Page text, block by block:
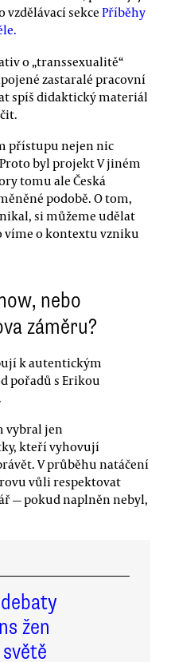
vzdělávací sekce Příběhy
o „transsexualitě“
zastaralé pracovní
spíš didaktický materiál
přístupu nejen nic
byl projekt V jiném
tomu ale Česká
podobě. O tom,
si můžeme udělat
víme o kontextu vzniku
nebo
záměru?
k autentickým
pořadů s Erikou
vybral jen
kteří vyhovují
V průběhu natáčení
vůli respektovat
— pokud naplněn nebyl,
žen